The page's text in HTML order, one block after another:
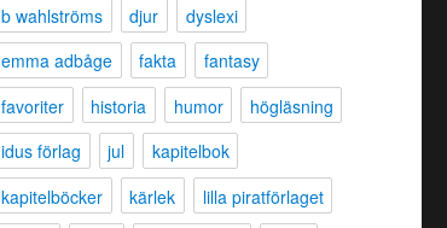
b wahlströms
djur
dyslexi
emma adbåge
fakta
fantasy
favoriter
historia humor
högläsning
idus förlag
jul
kapitelbok
kapitelböcker
kärlek
lilla piratförlaget